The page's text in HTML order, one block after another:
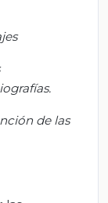
de las